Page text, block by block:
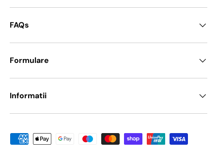
FAQs
Formulare
Informatii
Metode de platā acceptate